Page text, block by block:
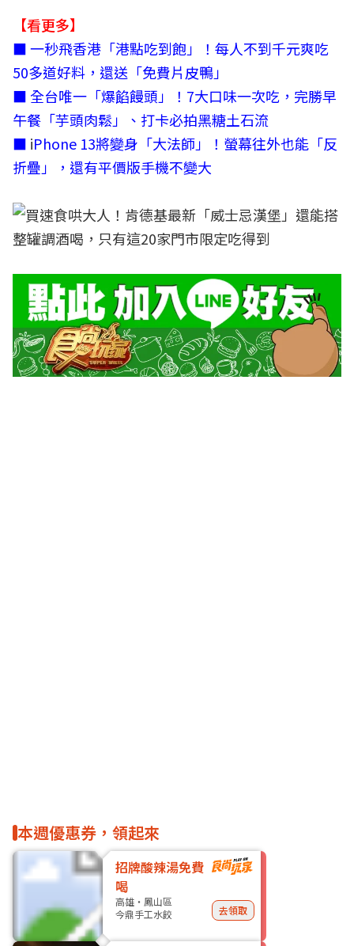
【看更多】
■一秒飛香港「港點吃到飽」！每人不到千元爽吃
50多道好料，還送「免費片皮鴨」
■ 全台唯一「爆餡饅頭」！7大口味一次吃，完勝早
午餐「芋頭肉鬆」、打卡必拍黑糖土石流
■ iPhone 13將變身「大法師」！螢幕往外也能「反
折疊」，還有平價版手機不變大
本週優惠券，領起來
招牌酸辣湯免費
喝
高雄・鳳山區
今鼎手工水餃
去領取